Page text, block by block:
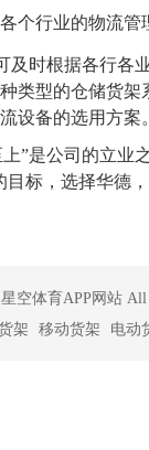
个行业的物流管
及时根据各行各
类型的仓储货架
设备的选用方案。
”是公司的立业
目标，选择华德
空体育APP网站 All
架 移动货架 电动